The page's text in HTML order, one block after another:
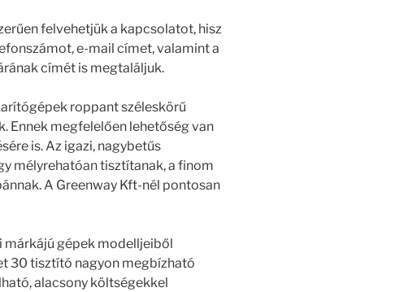
felvehetjük a kapcsolatot, hisz
e-mail címet, valamint a
címét is megtaláljuk.
roppant széleskörű
Ennek megfelelően lehetőség van
is. Az igazi, nagybetűs
mélyrehatóan tisztítanak, a finom
A Greenway Kft-nél pontosan
márkájú gépek modelljeiből
30 tisztító nagyon megbízható
alacsony költségekkel